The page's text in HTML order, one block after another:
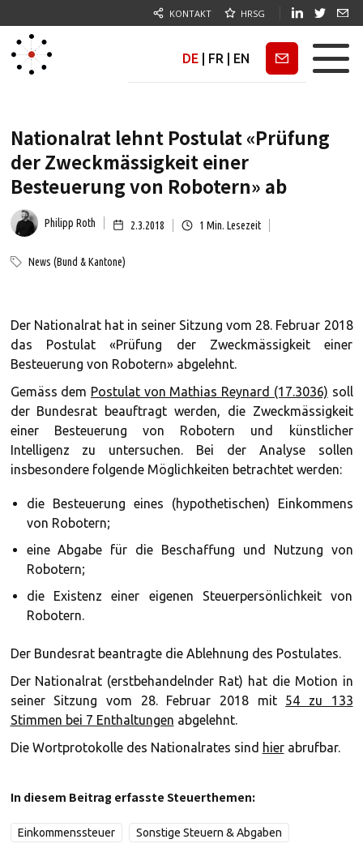
KONTAKT HRSG
DE FR EN Newsletter
Nationalrat lehnt Postulat «Prüfung
der Zweckmässigkeit einer
Besteuerung von Robotern» ab
Philipp Roth 2.3.2018 1 Min. Lesezeit
News (Bund & Kantone)
Der Nationalrat hat in seiner Sitzung vom 28. Februar 2018
das Postulat «Prüfung der Zweckmässigkeit einer
Besteuerung von Robotern» abgelehnt.
Gemäss dem Postulat von Mathias Reynard (17.3036) soll
der Bundesrat beauftragt werden, die Zweckmässigkeit
einer Besteuerung von Robotern und künstlicher
Intelligenz zu untersuchen. Bei der Analyse sollen
insbesondere folgende Möglichkeiten betrachtet werden:
die Besteuerung eines (hypothetischen) Einkommens
von Robotern;
eine Abgabe für die Beschaffung und Nutzung von
Robotern;
die Existenz einer eigenen Steuerpersönlichkeit von
Robotern.
Der Bundesrat beantragte die Ablehnung des Postulates.
Der Nationalrat (erstbehandelnder Rat) hat die Motion in
seiner Sitzung vom 28. Februar 2018 mit 54 zu 133
Stimmen bei 7 Enthaltungen abgelehnt.
Die Wortprotokolle des Nationalrates sind hierabrufbar.
In diesem Beitrag erfasste Steuerthemen:
Einkommenssteuer Sonstige Steuern & Abgaben